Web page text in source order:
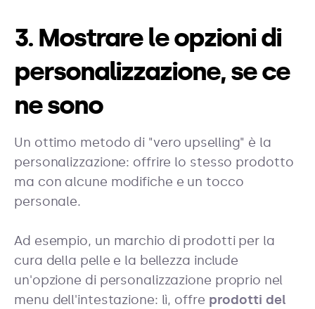
3. Mostrare le opzioni di
personalizzazione, se ce
ne sono
Un ottimo metodo di "vero upselling" è la
personalizzazione: offrire lo stesso prodotto
ma con alcune modifiche e un tocco
personale.
Ad esempio, un marchio di prodotti per la
cura della pelle e la bellezza include
un'opzione di personalizzazione proprio nel
menu dell'intestazione: lì, offre prodotti del